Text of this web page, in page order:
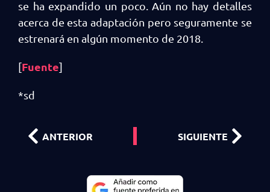
se ha expandido un poco. Aún no hay detalles
acerca de esta adaptación pero seguramente se
estrenará en algún momento de 2018.
[Fuente]
*sd
ANTERIOR SIGUIENTE